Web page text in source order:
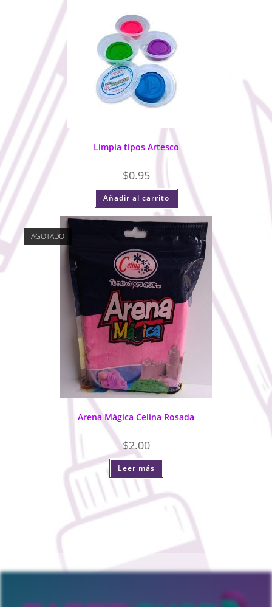
Limpia tipos Artesco
$0.95
Añadir al carrito
AGOTADO
Arena Mágica Celina Rosada
$2.00
Leer más